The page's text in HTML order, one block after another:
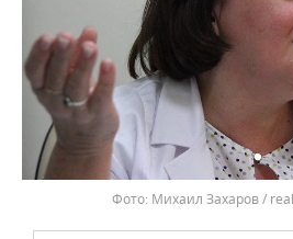
Михаил Захаров /